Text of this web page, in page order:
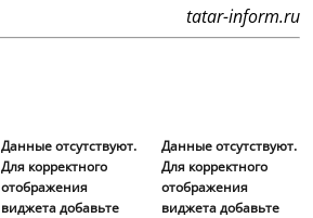
tatar-inform.ru
Данные отсутствуют.
Для корректного
отображения
виджета добавьте
Данные отсутствуют.
Для корректного
отображения
виджета добавьте